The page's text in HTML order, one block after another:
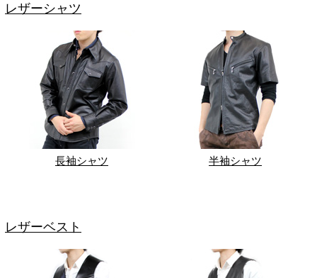
レザーシャツ
長袖シャツ 半袖シャツ
レザーベスト